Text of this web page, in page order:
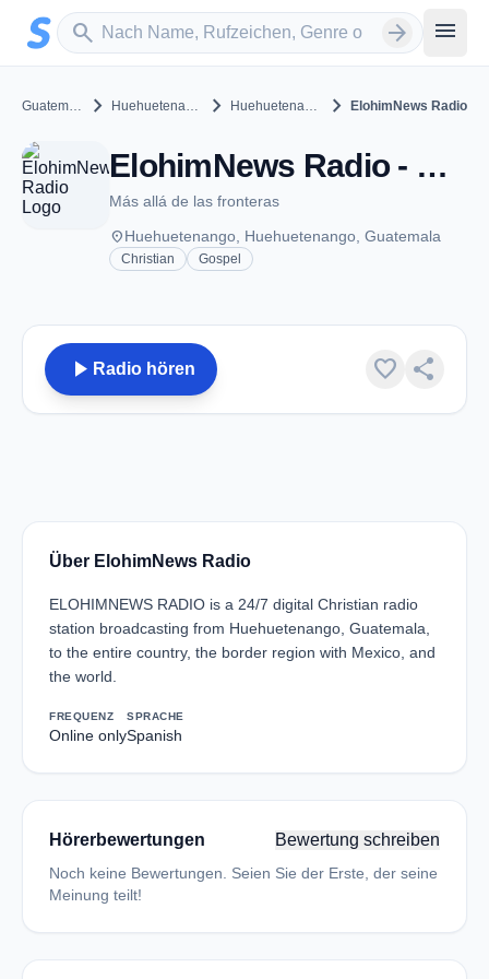
Zum Hauptinhalt springen
search
Sender suchen arrow_forward menu
Guatemala chevron_right Huehuetenango chevron_right Huehuetenango chevron_rightElohimNews Radio
ElohimNews Radio - Huehuetenango
Más allá de las fronteras
placeHuehuetenango, Huehuetenango, Guatemala
Christian Gospel
play_arrow Radio hören favorite share
Über ElohimNews Radio
ELOHIMNEWS RADIO is a 24/7 digital Christian radio
station broadcasting from Huehuetenango, Guatemala,
to the entire country, the border region with Mexico, and
the world.
FREQUENZ
Online only
SPRACHE
Spanish
Hörerbewertungen Bewertung schreiben
Noch keine Bewertungen. Seien Sie der Erste, der seine
Meinung teilt!